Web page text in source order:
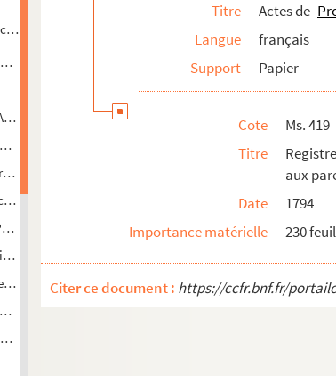
rural de Provins
ville de Provins
Savigny
(1789-1790) et délibérations (1843)
de Provins et de sa région, en particulier de
dans sa région
Rénon
etc. de Provins
Titre Actes de
Langue
français
Support
Papier
Cote
Ms. 419
Titre
aux
Date
1794
Importance matérielle
230
Citer ce document : https://ccfr.bnf.fr/